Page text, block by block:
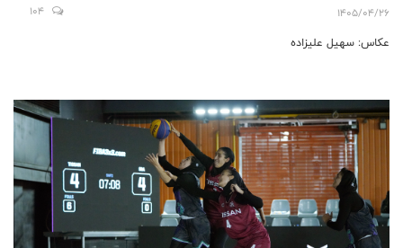
1405/04/26
104
عکاس: سهیل علیزاده